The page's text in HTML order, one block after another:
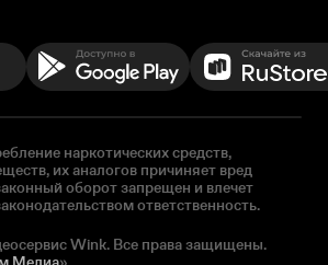
наркотических средств,
их аналогов причиняет вред
оборот запрещен и влечет
ответственность.
Wink. Все права защищены.